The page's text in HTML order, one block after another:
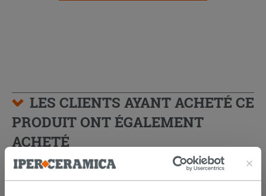
LES CLIENTS AYANT ACHETÉ CE
PRODUIT ONT ÉGALEMENT
ACHETÉ